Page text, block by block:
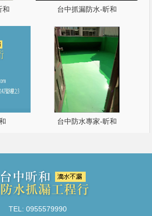
和 台中抓漏防水-昕和
台中防水專家-昕和
TEL: 0955579990